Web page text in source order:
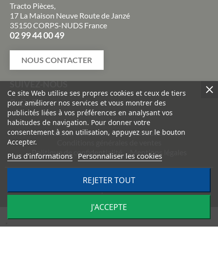
Tracto Pièces,
17 La Maison Neuve Route de Janzé
35150 CORPS-NUDS France
02 99 44 00 49
NOUS CONTACTER
SUIVEZ-NOUS
Livraisons et retours
Paiement sécurisé
Politique de confidentialité
Mentions légales
TRACTO PIÈCES - Conception & réalisation :
Impulsion
Ce site Web utilise ses propres cookies et ceux de tiers
pour améliorer nos services et vous montrer des
publicités liées à vos préférences en analysant vos
habitudes de navigation. Pour donner votre
consentement à son utilisation, appuyez sur le bouton
Accepter.
Plus d'informations Personnaliser les cookies
REJETER TOUT
J'ACCEPTE